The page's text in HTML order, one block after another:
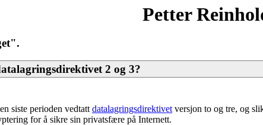
Petter
2 og 3?
siste perioden vedtatt datalagringsdirektivet versjon to og tre, og
for å sikre sin privatsfære på Internett.